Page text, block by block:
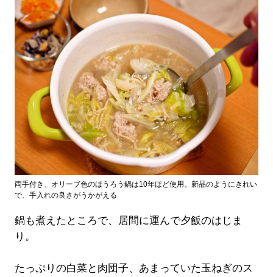
両手付き、オリーブ色のほうろう鍋は10年ほど使用。新品のようにきれい
で、手入れの良さがうかがえる
鍋も煮えたところで、居間に運んで夕飯のはじま
り。
たっぷりの白菜と肉団子、あまっていた玉ねぎのス